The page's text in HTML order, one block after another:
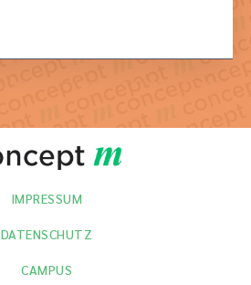
IMPRESSUM
DATENSCHUTZ
CAMPUS